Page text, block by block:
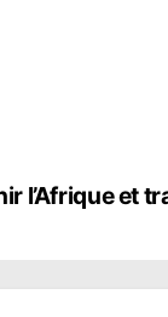
l’Afrique et